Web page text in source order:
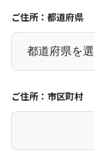
ご住所：都道府県
ご住所：市区町村